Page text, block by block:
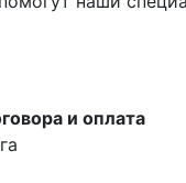
и оплата